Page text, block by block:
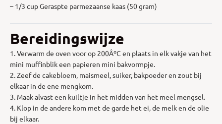
– 1/3 cup Geraspte parmezaanse kaas (50 gram)
Bereidingswijze
1. Verwarm de oven voor op 200ÂºC en plaats in elk vakje van het
mini muffinblik een papieren mini bakvormpje.
2. Zeef de cakebloem, maismeel, suiker, bakpoeder en zout bij
elkaar in de ene mengkom.
3. Maak alvast een kuiltje in het midden van het meel mengsel.
4. Klop in de andere kom met de garde het ei, de melk en de olie
bij elkaar.